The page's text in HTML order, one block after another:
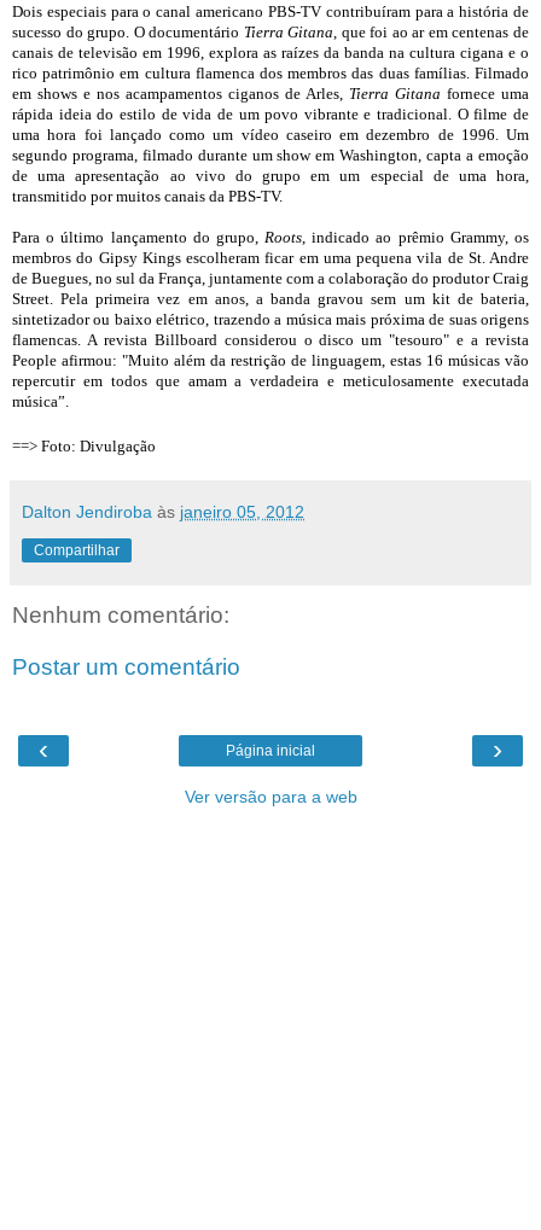
Dois especiais para o canal americano PBS-TV contribuíram para a história de
sucesso do grupo. O documentário Tierra Gitana , que foi ao ar em centenas de
canais de televisão em 1996, explora as raízes da banda na cultura cigana e o
rico patrimônio em cultura flamenca dos membros das duas famílias. Filmado
em shows e nos acampamentos ciganos de Arles, Tierra Gitana fornece uma
rápida ideia do estilo de vida de um povo vibrante e tradicional. O filme de
uma hora foi lançado como um vídeo caseiro em dezembro de 1996. Um
segundo programa, filmado durante um show em Washington, capta a emoção
de uma apresentação ao vivo do grupo em um especial de uma hora,
transmitido por muitos canais da PBS-TV.
Para o último lançamento do grupo, Roots , indicado ao prêmio Grammy, os
membros do Gipsy Kings escolheram ficar em uma pequena vila de St. Andre
de Buegues, no sul da França, juntamente com a colaboração do produtor Craig
Street. Pela primeira vez em anos, a banda gravou sem um kit de bateria,
sintetizador ou baixo elétrico, trazendo a música mais próxima de suas origens
flamencas. A revista Billboard considerou o disco um "tesouro" e a revista
People afirmou: "Muito além da restrição de linguagem, estas 16 músicas vão
repercutir em todos que amam a verdadeira e meticulosamente executada
música”.
==> Foto: Divulgação
Dalton Jendiroba às janeiro 05, 2012
Compartilhar
Nenhum comentário:
Postar um comentário
‹ ›
Página inicial
Ver versão para a web